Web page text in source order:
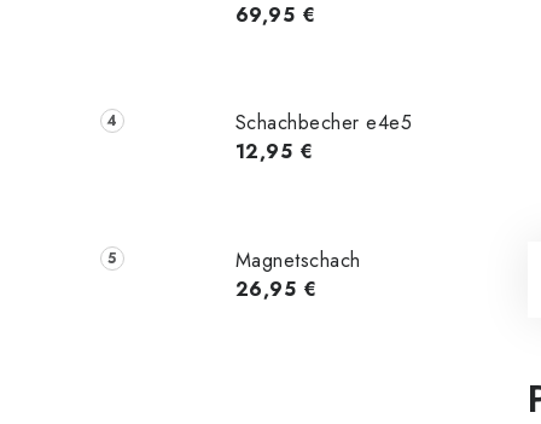
69,95 €
Schachbecher e4e5
12,95 €
Magnetschach
26,95 €